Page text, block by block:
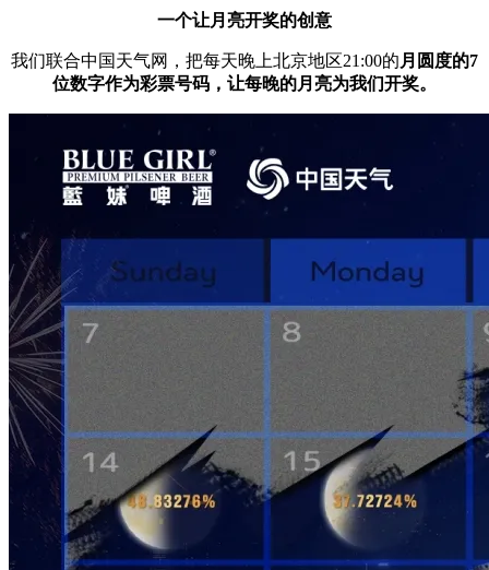
一个让月亮开奖的创意
我们联合中国天气网，把每天晚上北京地区21:00的 月圆度的7
位数字作为彩票号码，让每晚的月亮为我们开奖。